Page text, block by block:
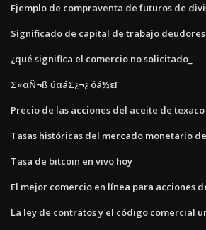
Ejemplo de compraventa de futuros de
Significado de capital de trabajo
¿qué significa el comercio no solicitado_
Σ«αÑ¬ß úαáΣ¿¬¿ óá½εΓ
Precio de las acciones del aceite de texaco
Tasas históricas del mercado monetario
Tasa de bitcoin en vivo hoy
El mejor comercio en línea para acciones
La ley de contratos y el código comercial